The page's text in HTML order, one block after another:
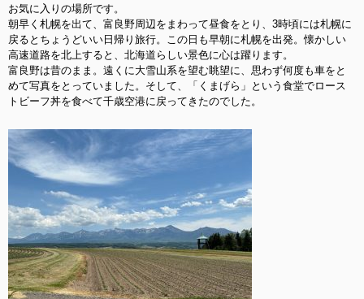
お気に入りの場所です。
朝早く札幌を出て、富良野周辺をまわって昼食をとり、3時頃には札幌に
戻るとちょうどいい日帰り旅行。この日も早朝に札幌を出発。懐かしい
高速道路を北上すると、北海道らしい景色に心は躍ります。
富良野は昔のまま。遠くに大雪山系を望む眺望に、思わず何度も車をと
めて写真をとっていました。そして、「くまげら」という食堂でロース
トビーフ丼を食べて千歳空港に戻ってきたのでした。